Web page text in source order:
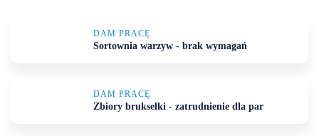
DAM PRACĘ
Sortownia warzyw - brak wymagań
DAM PRACĘ
Zbiory brukselki - zatrudnienie dla par